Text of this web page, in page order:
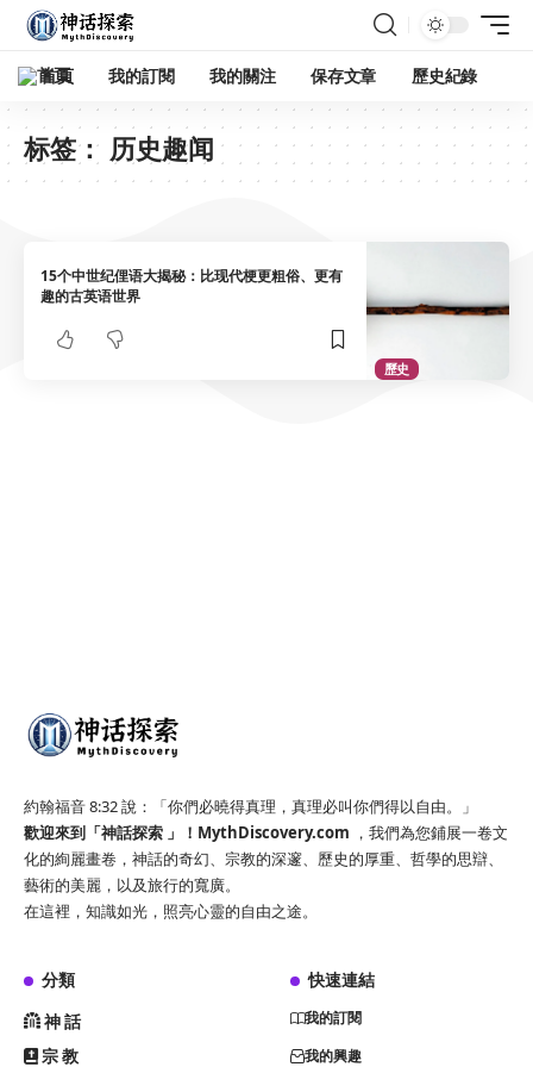
首頁 我的訂閱 我的關注 保存文章 歷史紀錄
标签： 历史趣闻
歷史
15个中世纪俚语大揭秘：比现代梗更粗俗、更有
趣的古英语世界
約翰福音 8:32 說：「你們必曉得真理，真理必叫你們得以自由。」
歡迎來到「神話探索 」！ MythDiscovery.com ，我們為您鋪展一卷文
化的絢麗畫卷，神話的奇幻、宗教的深邃、歷史的厚重、哲學的思辯、
藝術的美麗，以及旅行的寬廣。
在這裡，知識如光，照亮心靈的自由之途。
分類
神話
宗教
快速連結
我的訂閱
我的興趣